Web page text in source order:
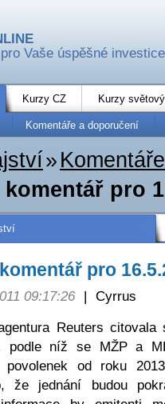
Vaše úspěšné investice
Kurzy CZ Kurzy
Komentáře a doporučení
»
pro
pro
09:17:26 | Cyrrus
Reuters
podle níž se MŽP a
povolenek od roku
že jednání budou